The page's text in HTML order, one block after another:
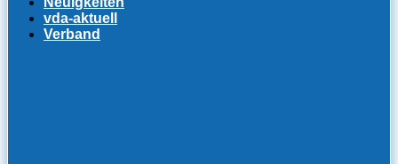
vda-aktuell
Verband